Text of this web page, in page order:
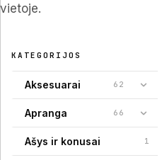
vietoje.
KATEGORIJOS
Aksesuarai 62
Apranga 66
Ašys ir konusai 1